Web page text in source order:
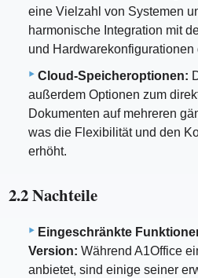
eine Vielzahl von Systemen
harmonische Integration mit
und Hardwarekonfigurationen
Cloud-Speicheroptionen:
außerdem Optionen zum
Dokumenten auf mehreren
was die Flexibilität und den
erhöht.
2.2 Nachteile
Eingeschränkte
Version: Während A1Office
anbietet, sind einige seiner